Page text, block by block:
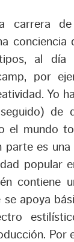
carrera
conciencia
al día
por
Yo
de
el mundo
parte es
popular
contiene
apoya
Por